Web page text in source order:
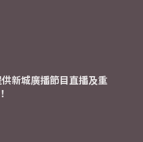
新城廣播節目直播及重